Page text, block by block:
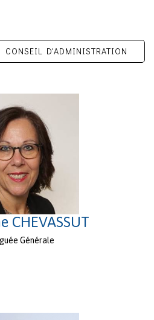
CONSEIL D'ADMINISTRATION
CHEVASSUT
Générale